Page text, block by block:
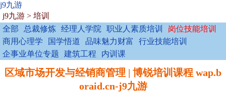
j9九游
j9九游 > 培训
全部
总裁修炼 经理人学院 职业人素质培训
岗位技能培训
商用心理学
国学悟道 品味魅力财富
行业技能培训
企事业单位专题
建筑工程 内训课
区域市场开发与经销商管理 | 博锐培训课程 wap.b
oraid.cn-j9九游